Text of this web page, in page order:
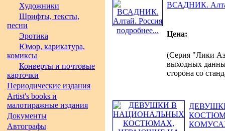
Художники
Шрифты, тексты,
песни
Эротика
Юмор, карикатура,
комиксы
Конверты и почтовые
карточки
Периодические издания
Artist's books и
малотиражные издания
Документы
Автографы
подробнее...
ВСАДНИК.
Цена:
(Серия "Лики
выходных
сторона со